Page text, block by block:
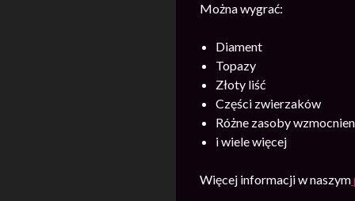
Można wygrać:
Diament
Topazy
Złoty liść
Części zwierzaków
Różne zasoby
i wiele więcej
Więcej informacji w naszym